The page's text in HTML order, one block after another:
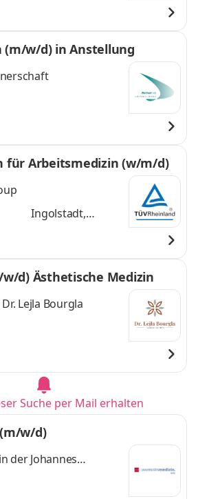
w/d) in Anstellung
für Arbeitsmedizin (w/m/d)
Ingolstadt,
d) Ästhetische Medizin
Lejla Bourgla
Suche per Mail erhalten
w/d)
der Johannes
Mainz